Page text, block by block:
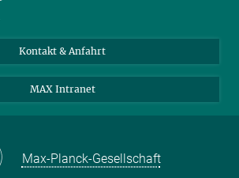
Lehrkräfte
Kontakt & Anfahrt
MAX Intranet
Max-Planck-Gesellschaft